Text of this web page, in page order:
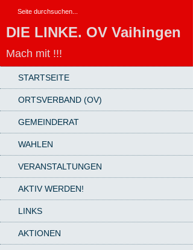
DIE LINKE. OV Vaihingen
Mach mit !!!
STARTSEITE
ORTSVERBAND (OV)
GEMEINDERAT
WAHLEN
VERANSTALTUNGEN
AKTIV WERDEN!
LINKS
AKTIONEN